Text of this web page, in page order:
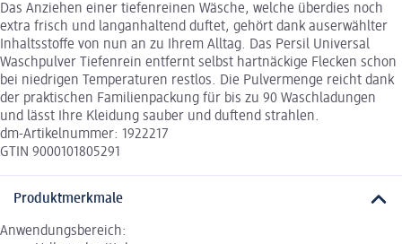
Das Anziehen einer tiefenreinen Wäsche, welche überdies noch
extra frisch und langanhaltend duftet, gehört dank auserwählter
Inhaltsstoffe von nun an zu Ihrem Alltag. Das Persil Universal
Waschpulver Tiefenrein entfernt selbst hartnäckige Flecken schon
bei niedrigen Temperaturen restlos. Die Pulvermenge reicht dank
der praktischen Familienpackung für bis zu 90 Waschladungen
und lässt Ihre Kleidung sauber und duftend strahlen.
dm-Artikelnummer: 1922217
GTIN 9000101805291
Produktmerkmale
Anwendungsbereich: